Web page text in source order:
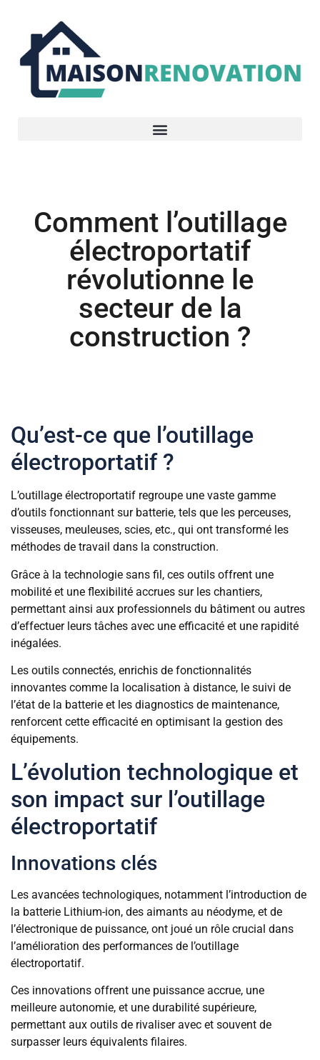
Comment l’outillage
électroportatif
révolutionne le
secteur de la
construction ?
Qu’est-ce que l’outillage
électroportatif ?
L’outillage électroportatif regroupe une vaste gamme
d’outils fonctionnant sur batterie, tels que les perceuses,
visseuses, meuleuses, scies, etc., qui ont transformé les
méthodes de travail dans la construction.
Grâce à la technologie sans fil, ces outils offrent une
mobilité et une flexibilité accrues sur les chantiers,
permettant ainsi aux professionnels du bâtiment ou autres
d’effectuer leurs tâches avec une efficacité et une rapidité
inégalées.
Les outils connectés, enrichis de fonctionnalités
innovantes comme la localisation à distance, le suivi de
l’état de la batterie et les diagnostics de maintenance,
renforcent cette efficacité en optimisant la gestion des
équipements.
L’évolution technologique et
son impact sur l’outillage
électroportatif
Innovations clés
Les avancées technologiques, notamment l’introduction de
la batterie Lithium-ion, des aimants au néodyme, et de
l’électronique de puissance, ont joué un rôle crucial dans
l’amélioration des performances de l’outillage
électroportatif.
Ces innovations offrent une puissance accrue, une
meilleure autonomie, et une durabilité supérieure,
permettant aux outils de rivaliser avec et souvent de
surpasser leurs équivalents filaires.